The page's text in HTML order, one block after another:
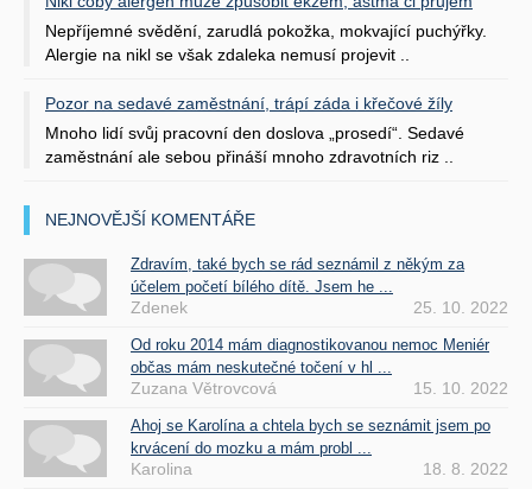
Nepříjemné svědění, zarudlá pokožka, mokvající puchýřky.
Alergie na nikl se však zdaleka nemusí projevit ..
Pozor na sedavé zaměstnání, trápí záda i křečové žíly
Mnoho lidí svůj pracovní den doslova „prosedí“. Sedavé
zaměstnání ale sebou přináší mnoho zdravotních riz ..
NEJNOVĚJŠÍ KOMENTÁŘE
Zdravím, také bych se rád seznámil z někým za
účelem početí bílého dítě. Jsem he ...
Zdenek 25. 10. 2022
Od roku 2014 mám diagnostikovanou nemoc Meniér
občas mám neskutečné točení v hl ...
Zuzana Větrovcová 15. 10. 2022
Ahoj se Karolína a chtela bych se seznámit jsem po
krvácení do mozku a mám probl ...
Karolina 18. 8. 2022